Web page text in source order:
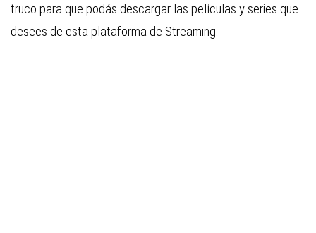
truco para que podás descargar las películas y series que
desees de esta plataforma de Streaming.